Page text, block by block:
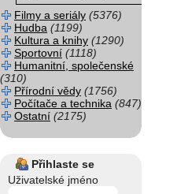
Filmy a seriály (5376)
Hudba (1199)
Kultura a knihy (1290)
Sportovní (1118)
Humanitní, společenské
(310)
Přírodní vědy (1756)
Počítače a technika (847)
Ostatní (2175)
Přihlaste se
Uživatelské jméno